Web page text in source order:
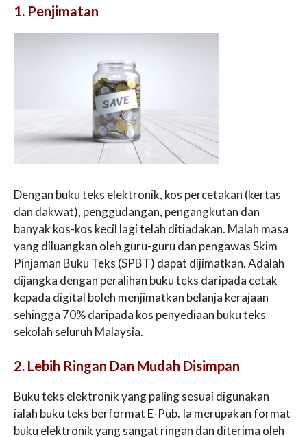
1. Penjimatan
Dengan buku teks elektronik, kos percetakan (kertas
dan dakwat), penggudangan, pengangkutan dan
banyak kos-kos kecil lagi telah ditiadakan. Malah masa
yang diluangkan oleh guru-guru dan pengawas Skim
Pinjaman Buku Teks (SPBT) dapat dijimatkan. Adalah
dijangka dengan peralihan buku teks daripada cetak
kepada digital boleh menjimatkan belanja kerajaan
sehingga 70% daripada kos penyediaan buku teks
sekolah seluruh Malaysia.
2. Lebih Ringan Dan Mudah Disimpan
Buku teks elektronik yang paling sesuai digunakan
ialah buku teks berformat E-Pub. Ia merupakan format
buku elektronik yang sangat ringan dan diterima oleh